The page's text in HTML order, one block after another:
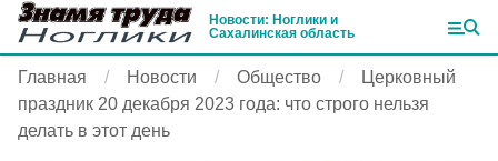
Новости: Ноглики и
Сахалинская область
Главная Новости Общество
Церковный
праздник 20 декабря 2023 года: что строго нельзя
делать в этот день